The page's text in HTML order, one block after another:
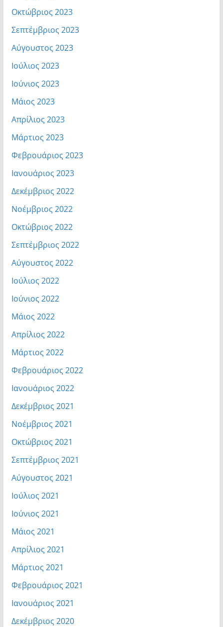
Οκτώβριος 2023
Σεπτέμβριος 2023
Αύγουστος 2023
Ιούλιος 2023
Ιούνιος 2023
Μάιος 2023
Απρίλιος 2023
Μάρτιος 2023
Φεβρουάριος 2023
Ιανουάριος 2023
Δεκέμβριος 2022
Νοέμβριος 2022
Οκτώβριος 2022
Σεπτέμβριος 2022
Αύγουστος 2022
Ιούλιος 2022
Ιούνιος 2022
Μάιος 2022
Απρίλιος 2022
Μάρτιος 2022
Φεβρουάριος 2022
Ιανουάριος 2022
Δεκέμβριος 2021
Νοέμβριος 2021
Οκτώβριος 2021
Σεπτέμβριος 2021
Αύγουστος 2021
Ιούλιος 2021
Ιούνιος 2021
Μάιος 2021
Απρίλιος 2021
Μάρτιος 2021
Φεβρουάριος 2021
Ιανουάριος 2021
Δεκέμβριος 2020